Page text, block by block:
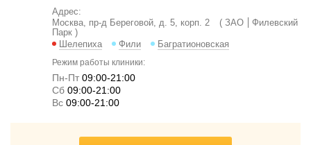
Адрес:
Москва, пр-д Береговой, д. 5, корп. 2
ЗАО
Филевский
Парк
Шелепиха
Фили Багратионовская
Режим работы клиники:
Пн-Пт 09:00-21:00
Cб 09:00-21:00
Вс 09:00-21:00